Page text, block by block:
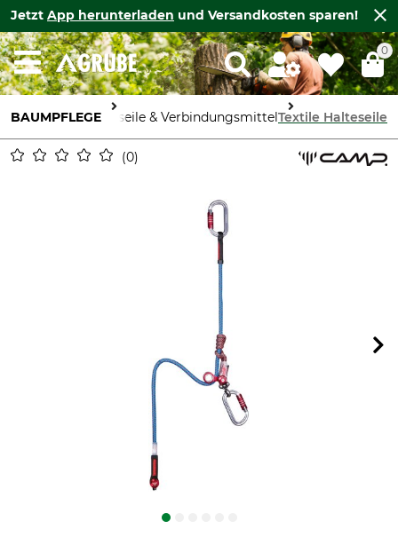
Jetzt App herunterladen und Versandkosten sparen!
0
BAUMPFLEGEHalteseile & VerbindungsmittelTextile Halteseile
0